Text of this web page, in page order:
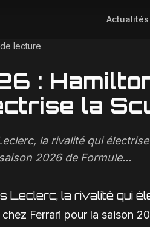
Actualités
lecture
:
la
la rivalité qui
2026 de Formule...
Leclerc, la rivalité qui
Ferrari pour la saison